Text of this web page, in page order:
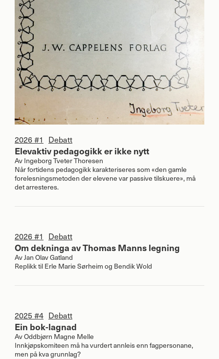
2026 #1 Debatt
Elevaktiv pedagogikk er ikke nytt
Av Ingeborg Tveter Thoresen
Når fortidens pedagogikk karakteriseres som «den gamle
forelesningsmetoden der elevene var passive tilskuere», må
det arresteres.
2026 #1 Debatt
Om dekninga av Thomas Manns legning
AvJan Olav Gatland
Replikk til Erle Marie Sørheim og Bendik Wold
2025 #4 Debatt
Ein bok-lagnad
AvOddbjørn Magne Melle
Innkjøpskomiteen må ha vurdert annleis enn fagpersonane,
men på kva grunnlag?